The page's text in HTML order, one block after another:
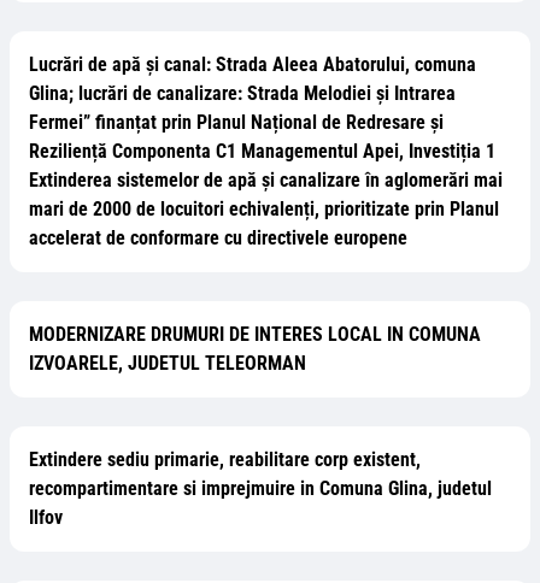
Lucrări de apă și canal: Strada Aleea Abatorului, comuna
Glina; lucrări de canalizare: Strada Melodiei și Intrarea
Fermei” finanțat prin Planul Național de Redresare și
Reziliență Componenta C1 Managementul Apei, Investiția 1
Extinderea sistemelor de apă și canalizare în aglomerări mai
mari de 2000 de locuitori echivalenți, prioritizate prin Planul
accelerat de conformare cu directivele europene
MODERNIZARE DRUMURI DE INTERES LOCAL IN COMUNA
IZVOARELE, JUDETUL TELEORMAN
Extindere sediu primarie, reabilitare corp existent,
recompartimentare si imprejmuire in Comuna Glina, judetul
Ilfov